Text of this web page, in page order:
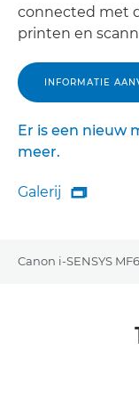
connected met
printen en
INFORMATIE
Er is een nieuw
meer.
Er is een nieuw
Galerij
Galerij

Canon i-SENSYS